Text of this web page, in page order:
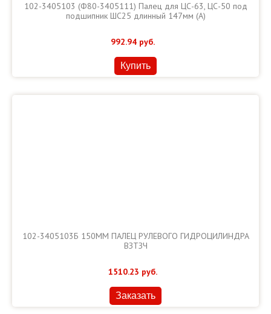
102-3405103 (Ф80-3405111) Палец для ЦС-63, ЦС-50 под
подшипник ШС25 длинный 147мм (А)
992.94 руб.
Купить
102-3405103Б 150ММ ПАЛЕЦ РУЛЕВОГО ГИДРОЦИЛИНДРА
ВЗТЗЧ
1510.23 руб.
Заказать